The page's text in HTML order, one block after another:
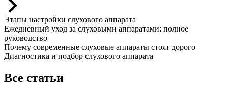
Этапы настройки слухового аппарата
Ежедневный уход за слуховыми аппаратами: полное
руководство
Почему современные слуховые аппараты стоят дорого
Диагностика и подбор слухового аппарата
Все статьи